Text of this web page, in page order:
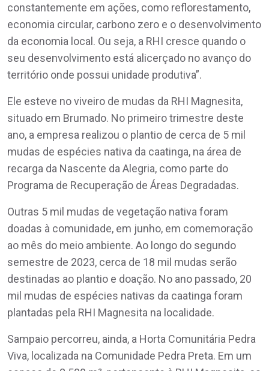
constantemente em ações, como reflorestamento,
economia circular, carbono zero e o desenvolvimento
da economia local. Ou seja, a RHI cresce quando o
seu desenvolvimento está alicerçado no avanço do
território onde possui unidade produtiva”.
Ele esteve no viveiro de mudas da RHI Magnesita,
situado em Brumado. No primeiro trimestre deste
ano, a empresa realizou o plantio de cerca de 5 mil
mudas de espécies nativa da caatinga, na área de
recarga da Nascente da Alegria, como parte do
Programa de Recuperação de Áreas Degradadas.
Outras 5 mil mudas de vegetação nativa foram
doadas à comunidade, em junho, em comemoração
ao mês do meio ambiente. Ao longo do segundo
semestre de 2023, cerca de 18 mil mudas serão
destinadas ao plantio e doação. No ano passado, 20
mil mudas de espécies nativas da caatinga foram
plantadas pela RHI Magnesita na localidade.
Sampaio percorreu, ainda, a Horta Comunitária Pedra
Viva, localizada na Comunidade Pedra Preta. Em um